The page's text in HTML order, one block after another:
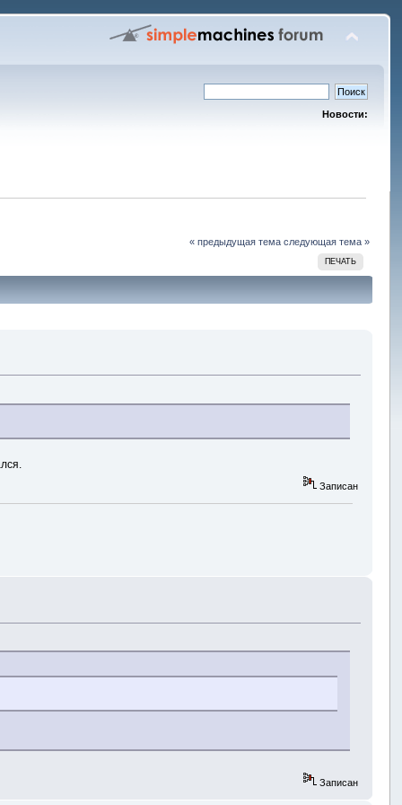
Новости:
« предыдущая тема следующая тема »
ПЕЧАТЬ
Записан
Записан